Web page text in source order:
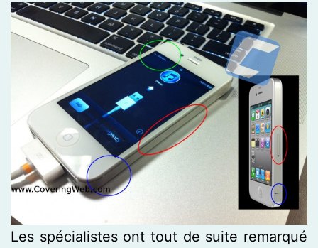
Les spécialistes ont tout de suite remarqué